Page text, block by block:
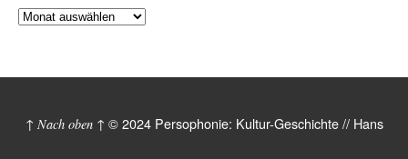
↑ Nach oben ↑ © 2024 Persophonie: Kultur-Geschichte // Hans